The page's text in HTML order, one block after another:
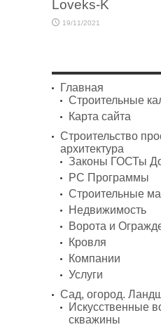
Loveks-K
19/11/2021
Главная
Строительные
Карта сайта
Строительство
архитектура
Законы ГОСТы
PC Программы
Строительные
Недвижимость
Ворота и
Кровля
Компании
Услуги
Сад, огород.
Искусственные
скважины